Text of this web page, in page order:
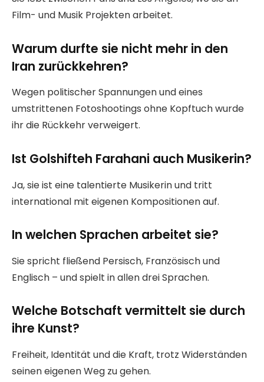
Film- und Musik Projekten arbeitet.
Warum durfte sie nicht mehr in den
Iran zurückkehren?
Wegen politischer Spannungen und eines
umstrittenen Fotoshootings ohne Kopftuch wurde
ihr die Rückkehr verweigert.
Ist Golshifteh Farahani auch Musikerin?
Ja, sie ist eine talentierte Musikerin und tritt
international mit eigenen Kompositionen auf.
In welchen Sprachen arbeitet sie?
Sie spricht fließend Persisch, Französisch und
Englisch – und spielt in allen drei Sprachen.
Welche Botschaft vermittelt sie durch
ihre Kunst?
Freiheit, Identität und die Kraft, trotz Widerständen
seinen eigenen Weg zu gehen.